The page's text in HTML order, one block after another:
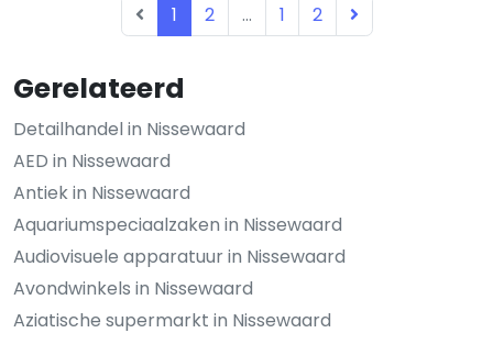
Gerelateerd
Detailhandel in Nissewaard
AED in Nissewaard
Antiek in Nissewaard
Aquariumspeciaalzaken in Nissewaard
Audiovisuele apparatuur in Nissewaard
Avondwinkels in Nissewaard
Aziatische supermarkt in Nissewaard
1 2 ... 1 2